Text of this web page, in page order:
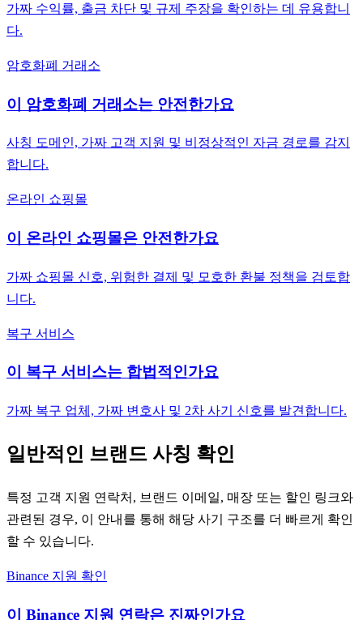
가짜 수익률, 출금 차단 및 규제 주장을 확인하는 데 유용합니
다.
암호화폐 거래소
이 암호화폐 거래소는 안전한가요
사칭 도메인, 가짜 고객 지원 및 비정상적인 자금 경로를 감지
합니다.
온라인 쇼핑몰
이 온라인 쇼핑몰은 안전한가요
가짜 쇼핑몰 신호, 위험한 결제 및 모호한 환불 정책을 검토합
니다.
복구 서비스
이 복구 서비스는 합법적인가요
가짜 복구 업체, 가짜 변호사 및 2차 사기 신호를 발견합니다.
일반적인 브랜드 사칭 확인
특정 고객 지원 연락처, 브랜드 이메일, 매장 또는 할인 링크와
관련된 경우, 이 안내를 통해 해당 사기 구조를 더 빠르게 확인
할 수 있습니다.
Binance 지원 확인
이 Binance 지원 연락은 진짜인가요